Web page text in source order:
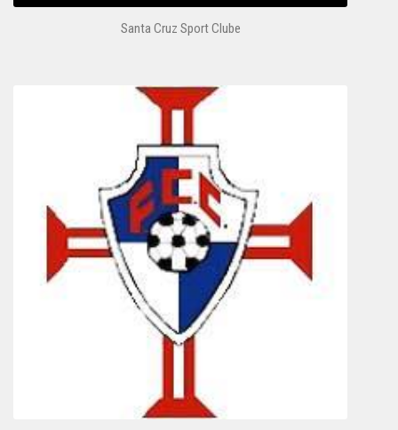
Santa Cruz Sport Clube